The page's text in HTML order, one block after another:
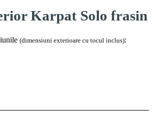
Karpat Solo frasin
(dimensiuni exterioare cu tocul inclus):